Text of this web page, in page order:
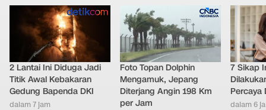
2 Lantai Ini Diduga Jadi
Titik Awal Kebakaran
Gedung Bapenda DKI
dalam 7 jam
Foto Topan Dolphin
Mengamuk, Jepang
Diterjang Angin 198 Km
per Jam
7 Sikap
Percaya
dalam 6